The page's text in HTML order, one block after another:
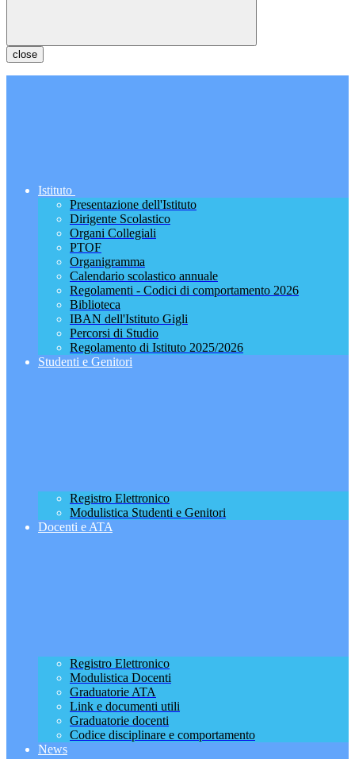
close
Istituto
Presentazione dell'Istituto
Dirigente Scolastico
Organi Collegiali
PTOF
Organigramma
Calendario scolastico annuale
Regolamenti - Codici di comportamento 2026
Biblioteca
IBAN dell'Istituto Gigli
Percorsi di Studio
Regolamento di Istituto 2025/2026
Studenti e Genitori
Registro Elettronico
Modulistica Studenti e Genitori
Docenti e ATA
Registro Elettronico
Modulistica Docenti
Graduatorie ATA
Link e documenti utili
Graduatorie docenti
Codice disciplinare e comportamento
News